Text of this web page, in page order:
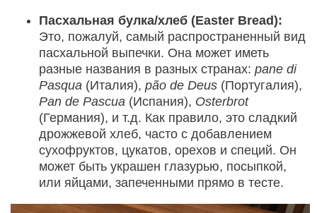
Пасхальная булка/хлеб (Easter Bread):
Это, пожалуй, самый распространенный вид
пасхальной выпечки. Она может иметь
разные названия в разных странах: pane di
Pasqua (Италия), pão de Deus (Португалия),
Pan de Pascua (Испания), Osterbrot
(Германия), и т.д. Как правило, это сладкий
дрожжевой хлеб, часто с добавлением
сухофруктов, цукатов, орехов и специй. Он
может быть украшен глазурью, посыпкой,
или яйцами, запеченными прямо в тесте.